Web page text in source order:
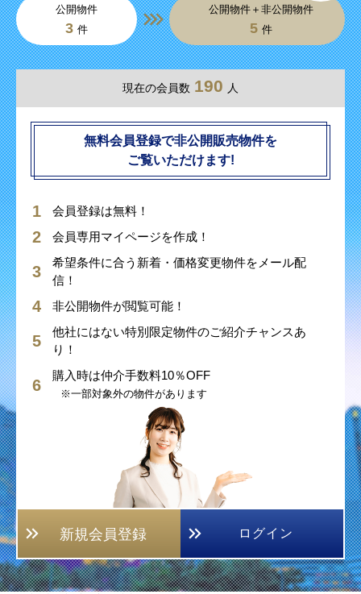
公開物件
3 件
公開物件＋非公開物件
5 件
現在の会員数 190 人
無料会員登録で非公開販売物件を
ご覧いただけます!
会員登録は無料！
会員専用マイページを作成！
希望条件に合う新着・価格変更物件をメール配
信！
非公開物件が閲覧可能！
他社にはない特別限定物件のご紹介チャンスあ
り！
購入時は仲介手数料10％OFF
※一部対象外の物件があります
新規会員登録 ログイン